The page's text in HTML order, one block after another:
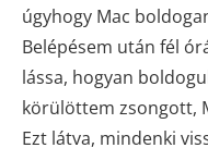
úgyhogy Mac
Belépésem után fél
lássa, hogyan
körülöttem zsongott,
Ezt látva, mindenki